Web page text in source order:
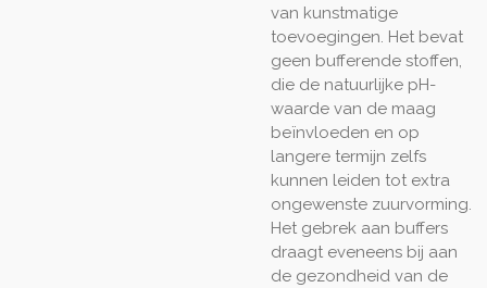
van kunstmatige
toevoegingen. Het bevat
geen bufferende stoffen,
die de natuurlijke pH-
waarde van de maag
beïnvloeden en op
langere termijn zelfs
kunnen leiden tot extra
ongewenste zuurvorming.
Het gebrek aan buffers
draagt eveneens bij aan
de gezondheid van de